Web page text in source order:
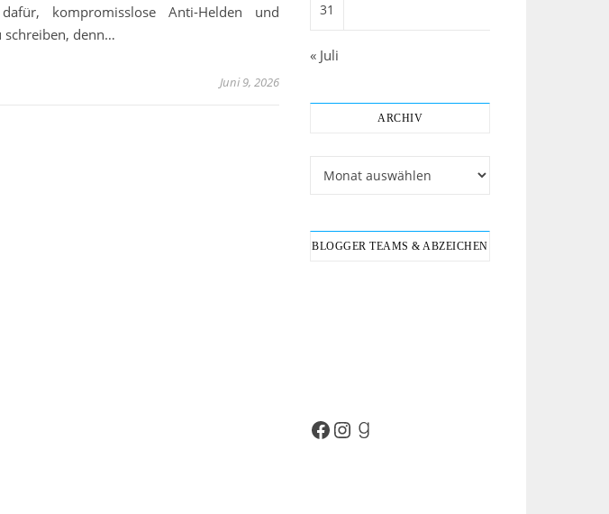
kompromisslose Anti-Helden und
schreiben, denn…
Juni 9, 2026
31
« Juli
ARCHIV
BLOGGER TEAMS & ABZEICHEN
Facebook
Instagram
Goodreads